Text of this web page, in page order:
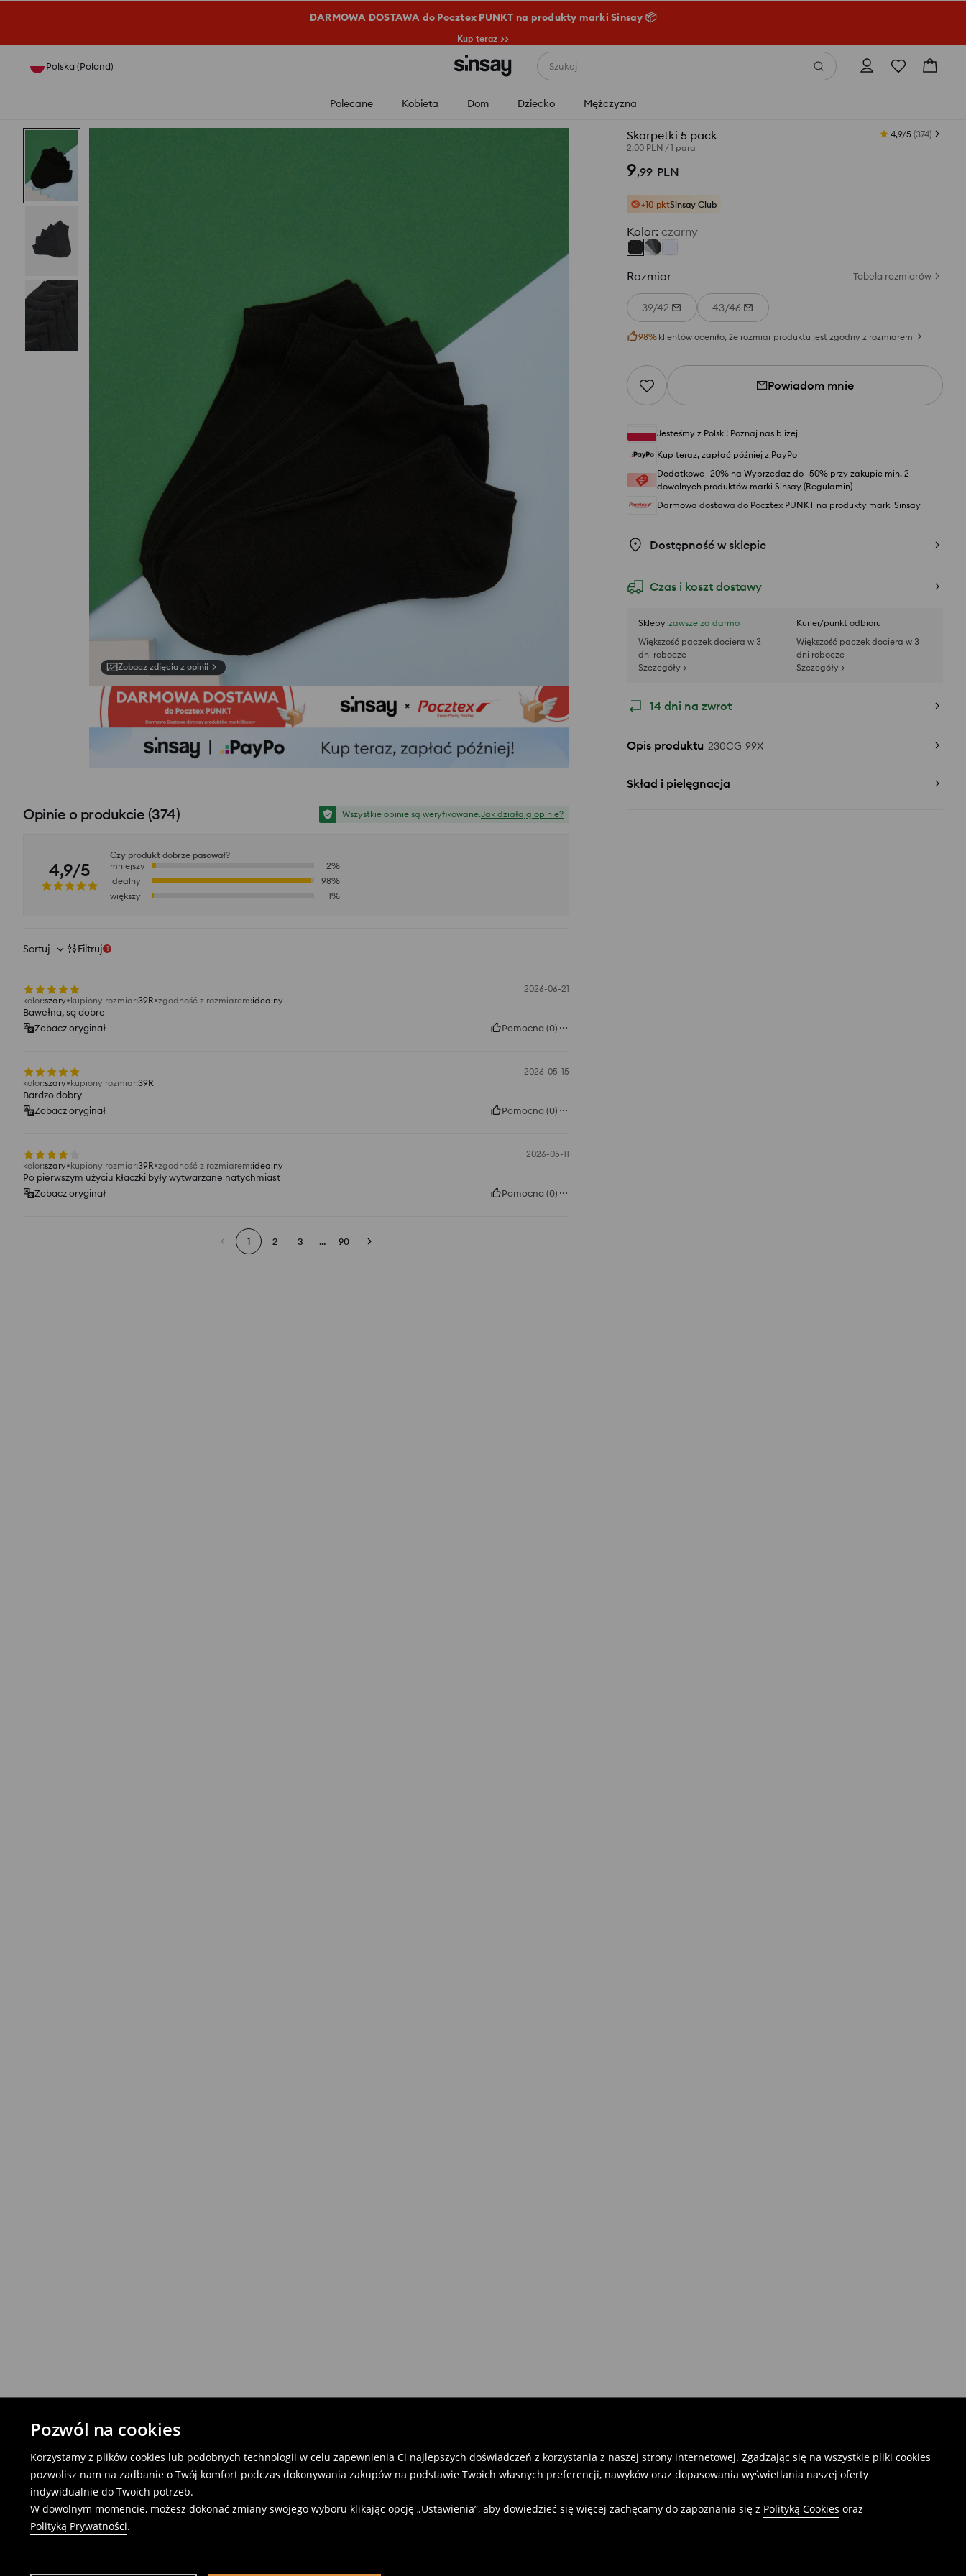
Pozwól na cookies
Korzystamy z plików cookies lub podobnych technologii w celu zapewnienia Ci najlepszych doświadczeń z korzystania z naszej strony internetowej. Zgadzając się na wszystkie pliki cookies
pozwolisz nam na zadbanie o Twój komfort podczas dokonywania zakupów na podstawie Twoich własnych preferencji, nawyków oraz dopasowania wyświetlania naszej oferty
indywidualnie do Twoich potrzeb.
W dowolnym momencie, możesz dokonać zmiany swojego wyboru klikając opcję „Ustawienia”, aby dowiedzieć się więcej zachęcamy do zapoznania się z Polityką Cookies oraz
Polityką Prywatności.
DARMOWA DOSTAWA do Pocztex PUNKT na produkty marki Sinsay 📦
Kup teraz >>
Polska (Poland) Szukaj
Polecane Kobieta Dom Dziecko Mężczyzna
Skarpetki 5 pack
2,00 PLN /1 para
4,9/5 (374)
9,99 PLN
+10 pktSinsay Club
Kolor: czarny
Rozmiar Tabela rozmiarów
39/42 43/46
98% klientów oceniło, że rozmiar produktu jest zgodny z rozmiarem
Powiadom mnie
Jesteśmy z Polski! Poznaj nas bliżej
Kup teraz, zapłać później z PayPo
Dodatkowe -20% na Wyprzedaż do -50% przy zakupie min. 2
dowolnych produktów marki Sinsay (Regulamin)
Darmowa dostawa do Pocztex PUNKT na produkty marki Sinsay
Dostępność w sklepie
Czas i koszt dostawy
Sklepy zawsze za darmo
Większość paczek dociera w 3
dni robocze
Szczegóły >
Kurier/punkt odbioru
Większość paczek dociera w 3
dni robocze
Szczegóły >
14 dni na zwrot
Opis produktu 230CG-99X
Skład i pielęgnacja
Zobacz zdjęcia z opinii
Opinie o produkcie (374) Wszystkie opinie są weryfikowane.Jak działają opinie?
4,9/5
Czy produkt dobrze pasował?
mniejszy
2%
idealny
98%
większy
1%
Sortuj Filtruj 1
2026-06-21
kolor:szary kupiony rozmiar:39R zgodność z rozmiarem:idealny
Bawełna, są dobre
Zobacz oryginał
Pomocna (0)
2026-05-15
kolor:szary kupiony rozmiar:39R
Bardzo dobry
Zobacz oryginał
Pomocna (0)
2026-05-11
kolor:szary kupiony rozmiar:39R zgodność z rozmiarem:idealny
Po pierwszym użyciu kłaczki były wytwarzane natychmiast
Zobacz oryginał
Pomocna (0)
1 2 3 ... 90